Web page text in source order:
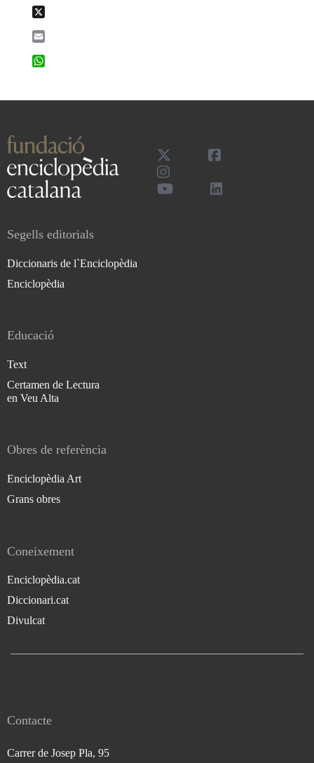
Segells editorials
Diccionaris de l`Enciclopèdia
Enciclopèdia
Educació
Text
Certamen de Lectura
en Veu Alta
Obres de referència
Enciclopèdia Art
Grans obres
Coneixement
Enciclopèdia.cat
Diccionari.cat
Divulcat
Contacte
Carrer de Josep Pla, 95